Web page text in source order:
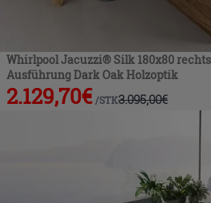
Whirlpool Jacuzzi® Silk 180x80
Ausführung Dark Oak Holzoptik
2.129,70€ /STK3.095,00€